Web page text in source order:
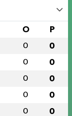
O P
0 0
0 0
0 0
0 0
0 0